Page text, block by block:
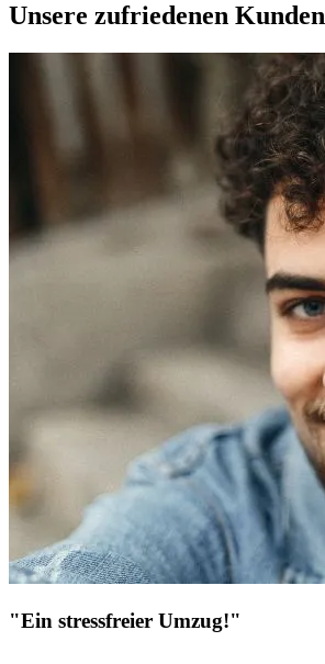
Unsere zufriedenen Kunden
"Ein stressfreier Umzug!"